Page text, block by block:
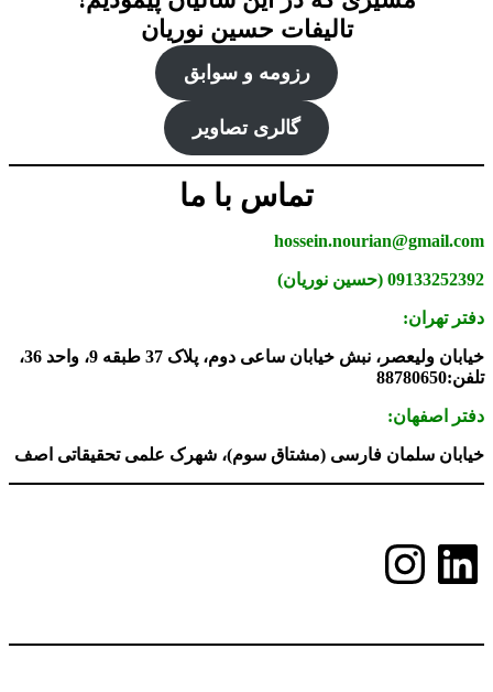
تالیفات حسین نوریان
رزومه و سوابق
گالری تصاویر
تماس با ما
hossein.nourian@gmail.com
09133252392 (حسین نوریان)
دفتر تهران:
خیابان ولیعصر، نبش خیابان ساعی دوم، پلاک 37 طبقه 9، واحد 36،
تلفن:88780650
دفتر اصفهان:
خیابان سلمان فارسی (مشتاق سوم)، شهرک علمی تحقیقاتی اصف
لینکداین
اینستاگرم